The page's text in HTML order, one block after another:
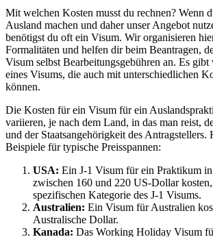
Mit welchen Kosten musst du rechnen? Wenn
Ausland machen und daher unser Angebot
benötigst du oft ein Visum. Wir organisieren
Formalitäten und helfen dir beim Beantragen,
Visum selbst Bearbeitungsgebühren an. Es gibt
eines Visums, die auch mit unterschiedlichen
können.
Die Kosten für ein Visum für ein
variieren, je nach dem Land, in das man reist,
und der Staatsangehörigkeit des Antragstellers.
Beispiele für typische Preisspannen:
USA: Ein J-1 Visum für ein Praktikum
zwischen 160 und 220 US-Dollar
spezifischen Kategorie des J-1 Visums.
Australien: Ein Visum für Australien
Australische Dollar.
Kanada: Das Working Holiday Visum